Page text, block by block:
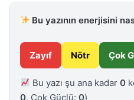
Bu yazının enerjisini
Zayıf Nötr Çok
Bu yazı şu ana kadar0
0, Çok Güçlü: 0)